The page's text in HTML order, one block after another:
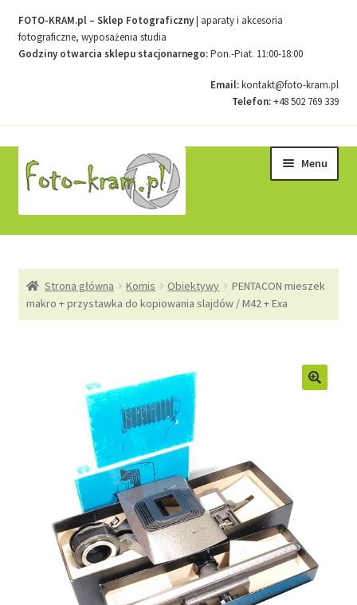
FOTO-KRAM.pl – Sklep Fotograficzny| aparaty i akcesoria
fotograficzne, wyposażenia studia
Godziny otwarcia sklepu stacjonarnego:Pon.-Piat. 11:00-18:00
Email:kontakt@foto-kram.pl
Telefon:+48 502 769 339
do
nawigacji
do
treści
Menu
Kontakt
Sample Page
Zamówienia
Strona główna Komis Obiektywy
PENTACON mieszek
makro + przystawka do kopiowania slajdów / M42 + Exa